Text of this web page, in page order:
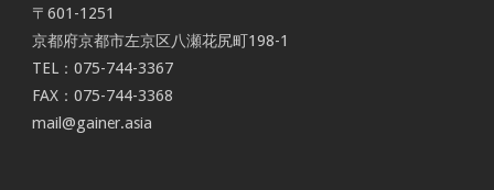
〒601-1251
京都府京都市左京区八瀬花尻町198-1
TEL：075-744-3367
FAX：075-744-3368
mail@gainer.asia